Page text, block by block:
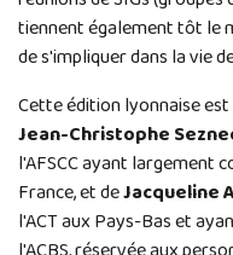
tiennent également tôt le
de s'impliquer dans la vie
Cette édition lyonnaise
Jean-Christophe
l'AFSCC ayant largement
France, et deJacqueline
l'ACT aux Pays-Bas et